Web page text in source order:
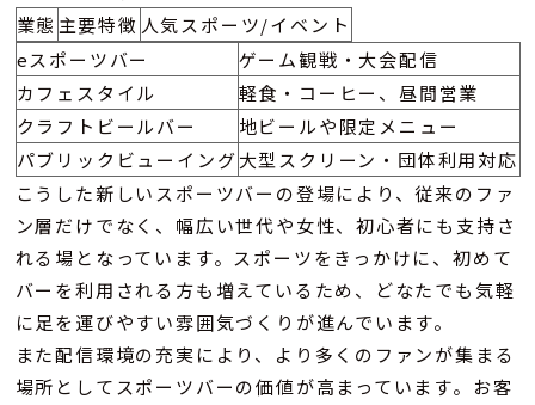
業態 主要特徴 人気スポーツ/イベント
eスポーツバー
ゲーム観戦・大会配信
カフェスタイル
軽食・コーヒー、昼間営業
クラフトビールバー
地ビールや限定メニュー
パブリックビューイング大型スクリーン・団体利用対応
こうした新しいスポーツバーの登場により、従来のファ
ン層だけでなく、幅広い世代や女性、初心者にも支持さ
れる場となっています。スポーツをきっかけに、初めて
バーを利用される方も増えているため、どなたでも気軽
に足を運びやすい雰囲気づくりが進んでいます。
また配信環境の充実により、より多くのファンが集まる
場所としてスポーツバーの価値が高まっています。お客